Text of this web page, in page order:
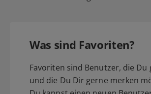
Was sind Favoriten?
Favoriten sind Benutzer, die Du
und die Du Dir gerne merken